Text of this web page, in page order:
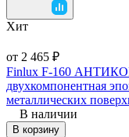
Хит
от 2 465 ₽
Finlux F-160
двухкомпонентная
металлических
В наличии
В корзину